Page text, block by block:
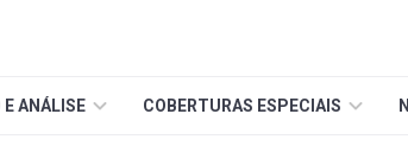
E ANÁLISE COBERTURAS ESPECIAIS